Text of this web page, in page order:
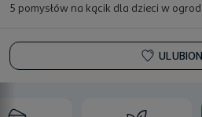
5 pomysłów na kącik dla dzieci w